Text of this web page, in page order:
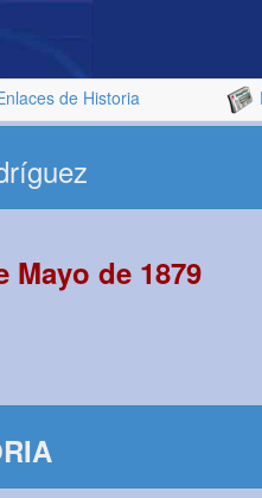
de Historia
Mayo de 1879